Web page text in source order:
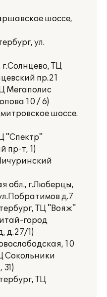
шоссе,
ул.
ТЦ
пр.21
Мегаполис
10 / 6)
шоссе.
"Спектр"
пр-т, 1)
обл., г.Люберцы,
д.7
ТЦ "Вояж"
город
д.27/1)
10
31)
ТЦ